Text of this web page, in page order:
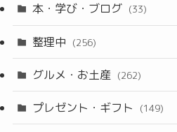
本・学び・ブログ (33)
整理中 (256)
グルメ・お土産 (262)
プレゼント・ギフト (149)